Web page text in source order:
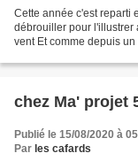
Cette année c'est reparti
débrouiller pour l'illustrer
vent Et comme depuis un
chez Ma' projet
Publié le 15/08/2020 à
Par les cafards